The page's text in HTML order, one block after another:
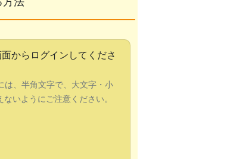
からログインしてくださ
、半角文字で、大文字・小
いようにご注意ください。